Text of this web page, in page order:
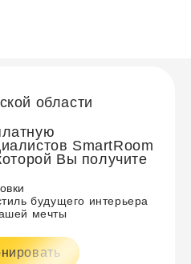
области
SmartRoom
Вы получите
будущего интерьера
мечты